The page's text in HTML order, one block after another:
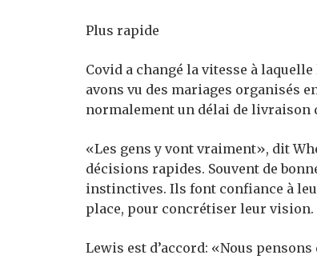
Plus rapide
Covid a changé la vitesse à
avons vu des mariages organisés
normalement un délai de livraison
«Les gens y vont vraiment», dit
décisions rapides. Souvent de
instinctives. Ils font confiance à
place, pour concrétiser leur vision.
Lewis est d’accord: «Nous